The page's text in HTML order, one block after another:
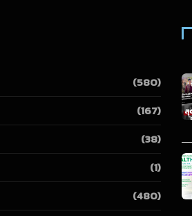
(580)
(167)
(38)
(1)
(480)